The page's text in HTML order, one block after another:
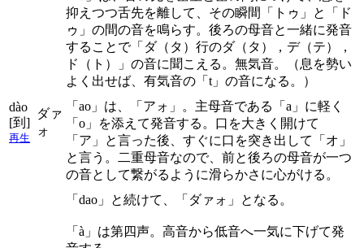
dào
[到]
再生
ダァ
ォ
抑えつつ舌先を離して、その瞬間「トゥ」と「ド
ゥ」の間の音を鳴らす。後ろの母音と一緒に発音
することで「ダ（タ）行のダ（タ），デ（テ），
ド（ト）」の音に聞こえる。無気音。（息を勢い
よく出せば、有気音の「t」の音になる。）
「ao」は、「アォ」。主母音である「a」に軽く
「o」を添えて発音する。口を大きく開けて
「ア」と言った後、すぐに口を突き出して「オ」
と言う。二重母音なので、前と後ろの母音が一つ
の音として繋がるように滑らかさに心がける。
「dao」と続けて、「ダァォ」となる。
「à」は第四声。高音から低音へ一気に下げて発